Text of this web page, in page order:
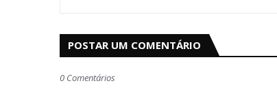
POSTAR UM COMENTÁRIO
0 Comentários